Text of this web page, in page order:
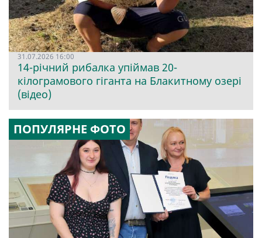
31.07.2026 16:00
14-річний рибалка упіймав 20-
кілограмового гіганта на Блакитному озері
(відео)
ПОПУЛЯРНЕ ФОТО